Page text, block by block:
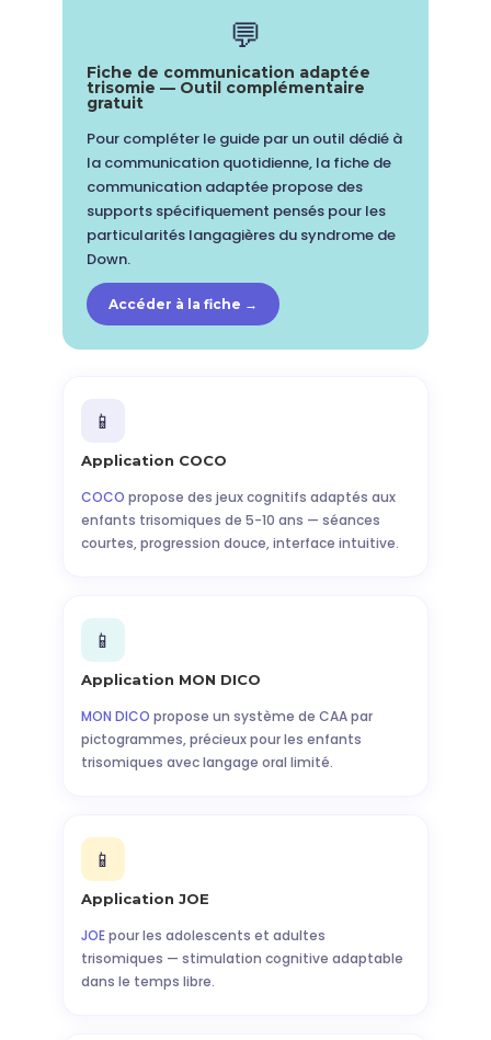
💬
Fiche de communication adaptée
trisomie — Outil complémentaire
gratuit
Pour compléter le guide par un outil dédié à
la communication quotidienne, la fiche de
communication adaptée propose des
supports spécifiquement pensés pour les
particularités langagières du syndrome de
Down.
Accéder à la fiche →
📱
Application COCO
COCO propose des jeux cognitifs adaptés aux
enfants trisomiques de 5-10 ans — séances
courtes, progression douce, interface intuitive.
📱
Application MON DICO
MON DICO propose un système de CAA par
pictogrammes, précieux pour les enfants
trisomiques avec langage oral limité.
📱
Application JOE
JOEpour les adolescents et adultes
trisomiques — stimulation cognitive adaptable
dans le temps libre.